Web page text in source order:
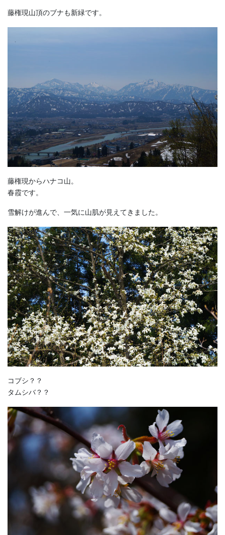
藤権現山頂のブナも新緑です。
藤権現からハナコ山。
春霞です。
雪解けが進んで、一気に山肌が見えてきました。
コブシ？？
タムシバ？？